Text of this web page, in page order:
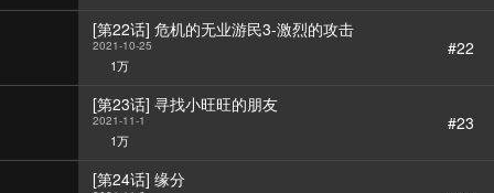
[第22话] 危机的无业游民3-激烈的攻击
2021-10-25
1万
#22
[第23话] 寻找小旺旺的朋友
2021-11-1
1万
#23
[第24话] 缘分